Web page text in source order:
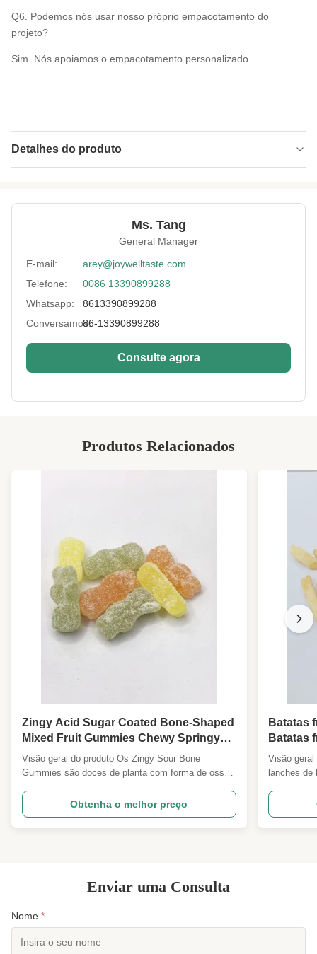
Q6. Podemos nós usar nosso próprio empacotamento do
projeto?
Sim. Nós apoiamos o empacotamento personalizado.
Detalhes do produto
médicos BRC kosher
BRC, ISO, HACCP, HALAL, KOSHER
Sample: Disponível
Payment: T/T, L/C, Paypal
No lugar seco do adnd fresco
embalagem maioria e embalagem do retalho
Ms. Tang
General Manager
E-mail:
arey@joywelltaste.com
Telefone:
0086 13390899288
Whatsapp:
8613390899288
Conversamos:86-13390899288
Consulte agora
Produtos Relacionados
Zingy Acid Sugar Coated Bone-Shaped
Mixed Fruit Gummies Chewy Springy
Multi-Fruit Sour Plant Gummy Snack
Kids Party Gift Wholesale For
Importadores
Visão geral do produto Os Zingy Sour Bone
Gummies são doces de planta com forma de osso,
azedo.Cada goma dá um sabor em camadas: uma
crosta externa aguda e refrescante, equilibrada por
um núcleo de frutas suave, doce e espinhoso,
Obtenha o melhor preço
Batatas
Batatas
teor de
atacado
Visão geral
lanches
por meio
a baixa
Enviar uma Consulta
Nome *